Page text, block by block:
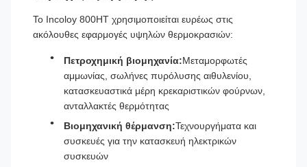
Το Incoloy 800HT χρησιμοποιείται ευρέως στις
ακόλουθες εφαρμογές υψηλών θερμοκρασιών:
Πετροχημική βιομηχανία:Μεταμορφωτές
αμμωνίας, σωλήνες πυρόλυσης αιθυλενίου,
κατασκευαστικά μέρη κρεκαριστικών φούρνων,
ανταλλακτές θερμότητας
Βιομηχανική θέρμανση:Τεχνουργήματα και
συσκευές για την κατασκευή ηλεκτρικών
συσκευών